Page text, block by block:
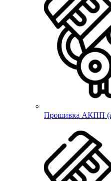
Прошивка АКПП